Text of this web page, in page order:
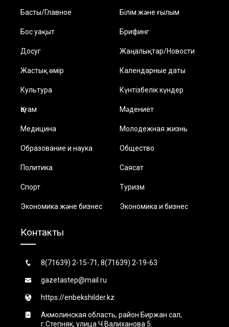
Басты/Главное Білім және ғылым
Бос уақыт Брифинг
Досуг Жаңалықтар/Новости
Жастық өмір Календарные даты
Культура Күнтізбелік күндер
Қоғам Мәдениет
Медицина Молодежная жизнь
Образование и наука Общество
Политика Саясат
Спорт Туризм
Экономика және бизнес Экономика и бизнес
Контакты
8(71639) 2-15-71, 8(71639) 2-19-63
gazetastep@mail.ru
https://enbekshilder.kz
Акмолинская область, район Биржан сал,
г.Степняк, улица Ч.Валиханова 5.